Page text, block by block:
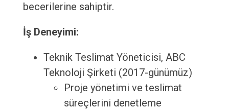
becerilerine sahiptir.
İş Deneyimi:
Teknik Teslimat Yöneticisi, ABC
Teknoloji Şirketi (2017-günümüz)
Proje yönetimi ve teslimat
süreçlerini denetleme